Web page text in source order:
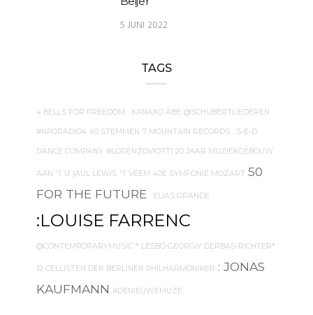
5 JUNI 2022
TAGS
4 BELLS FOR FREEDOM . KANAKO ABE @SCHUBERTLIEDEREN
#NPORADIO4 40 STEMMEN 7 MOUNTAIN RECORDS . S-E-D
DANCE COMPANY #LORENZOVIOTTI 20 JAAR MUZIEKGEBOUW
AAN 'T IJ {AUL LEWIS 'T VEEM 40E SYMFONIE MOZART 50
FOR THE FUTURE
. ELIAS GRANDE
:LOUISE FARRENC
@CONTEMPORARYMUSIC * LESBO GEORGIY DERBAS-RICHTER*
12 CELLISTEN DER BERLINER PHILHARMONIKER : JONAS
KAUFMANN #DENIEUWEMUZE